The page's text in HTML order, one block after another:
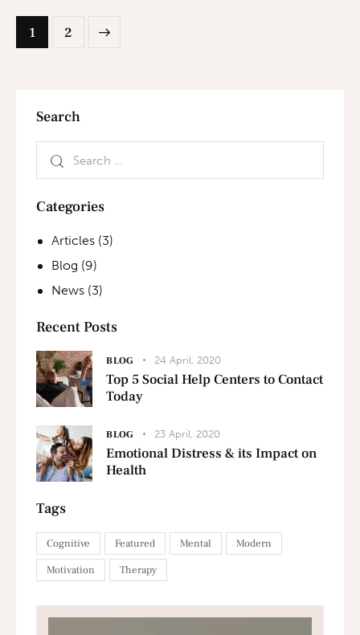
1 2
Search
Categories
Articles (3)
Blog (9)
News (3)
Recent Posts
BLOG 24 April, 2020
Top 5 Social Help Centers to Contact
Today
BLOG 23 April, 2020
Emotional Distress & its Impact on
Health
Tags
Cognitive Featured Mental Modern
Motivation Therapy